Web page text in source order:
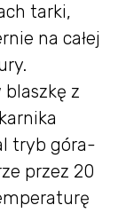
tarki,
na całej
blaszkę z
tryb góra-
przez 20